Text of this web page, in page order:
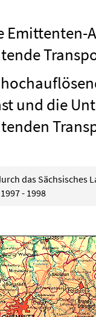
Emittenten-
und die
das Sächsisches
- 1998